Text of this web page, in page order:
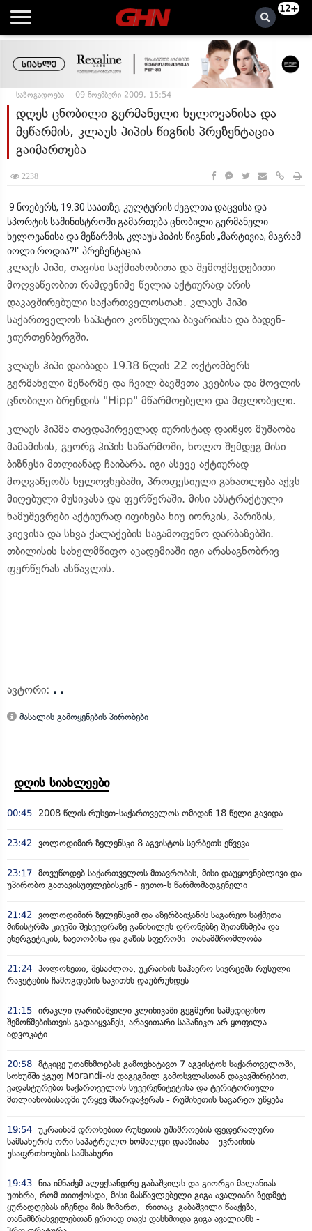
12+
საზოგადოება 09 ნოემბერი 2009, 15:54
დღეს ცნობილი გერმანელი ხელოვანისა და
მეწარმის, კლაუს ჰიპის წიგნის პრეზენტაცია
გაიმართება
2238
9 ნოებერს, 19.30 საათზე, კულტურის ძეგლთა დაცვისა და
სპორტის სამინისტროში გამართება ცნობილი გერმანელი
ხელოვანისა და მეწარმის, კლაუს ჰიპის წიგნის „მარტივია, მაგრამ
იოლი როდია?!" პრეზენტაცია.
კლაუს ჰიპი, თავისი საქმიანობითა და შემოქმედებითი
მოღვაწეობით რამდენიმე წელია აქტიურად არის
დაკავშირებული საქართველოსთან. კლაუს ჰიპი
საქართველოს საპატიო კონსულია ბავარიასა და ბადენ-
ვიურთენბერგში.
კლაუს ჰიპი დაიბადა 1938 წლის 22 ოქტომბერს
გერმანელი მეწარმე და ჩვილ ბავშვთა კვებისა და მოვლის
ცნობილი ბრენდის "Hipp" მწარმოებელი და მფლობელი.
კლაუს ჰიპმა თავდაპირველად იურისტად დაიწყო მუშაობა
მამამისის, გეორგ ჰიპის საწარმოში, ხოლო შემდეგ მისი
ბიზნესი მთლიანად ჩაიბარა. იგი ასევე აქტიურად
მოღვაწეობს ხელოვნებაში, პროფესიული განათლება აქვს
მიღებული მუსიკასა და ფერწერაში. მისი აბსტრაქტული
ნამუშევრები აქტიურად იფინება ნიუ-იორკის, პარიზის,
კიევისა და სხვა ქალაქების საგამოფენო დარბაზებში.
თბილისის სახელმწიფო აკადემიაში იგი არასაგნობრივ
ფერწერას ასწავლის.
ავტორი: . .
მასალის გამოყენების პირობები
დღის სიახლეები
00:45 2008 წლის რუსეთ-საქართველოს ომიდან 18 წელი გავიდა
23:42 ვოლოდიმირ ზელენსკი 8 აგვისტოს სერბეთს ეწვევა
23:17 მოვუწოდებ საქართველოს მთავრობას, მისი დაუყოვნებლივი და
უპირობო გათავისუფლებისკენ - ეუთო-ს წარმომადგენელი
21:42 ვოლოდიმირ ზელენსკიმ და აზერბაიჯანის საგარეო საქმეთა
მინისტრმა კიევში შეხვედრაზე განიხილეს დრონებზე შეთანხმება და
ენერგეტიკის, ნავთობისა და გაზის სფეროში თანამშრომლობა
21:24 პოლონეთი, შესაძლოა, უკრაინის საჰაერო სივრცეში რუსული
რაკეტების ჩამოგდების საკითხს დაუბრუნდეს
21:15 ირაკლი ღარიბაშვილი კლინიკაში გეგმური სამედიცინო
შემოწმებისთვის გადაიყვანეს, არავითარი საპანიკო არ ყოფილა -
ადვოკატი
20:58 მტკიცე უთანხმოებას გამოვხატავთ 7 აგვისტოს საქართველოში,
სოხუმში ჯგუფ Morandi-ის დაგეგმილ გამოსვლასთან დაკავშირებით,
ვადასტურებთ საქართველოს სუვერენიტეტისა და ტერიტორიული
მთლიანობისადმი ურყევ მხარდაჭერას - რუმინეთის საგარეო უწყება
19:54 უკრაინამ დრონებით რუსეთის უშიშროების ფედერალური
სამსახურის ორი საპატრულო ხომალდი დააზიანა - უკრაინის
უსაფრთხოების სამსახური
19:43 ნია იმნაძემ ალექსანდრე გაბაშვილს და გიორგი მალანიას
უთხრა, რომ თითქოსდა, მისი მასწავლებელი გიგა ავალიანი ზედმეტ
ყურადღებას იჩენდა მის მიმართ, რითაც გაბაშვილი წააქეზა,
თანამზრახველებთან ერთად თავს დასხმოდა გიგა ავალიანს -